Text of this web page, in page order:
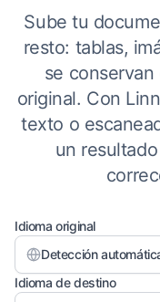
Sube tu
resto: tablas,
se
original. Con
texto o
un
Idioma original
Detección
Idioma de destino